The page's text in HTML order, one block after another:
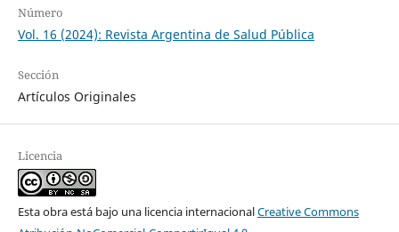
Número
Vol. 16 (2024): Revista Argentina de Salud Pública
Sección
Artículos Originales
Licencia
Esta obra está bajo una licencia internacionalCreative Commons